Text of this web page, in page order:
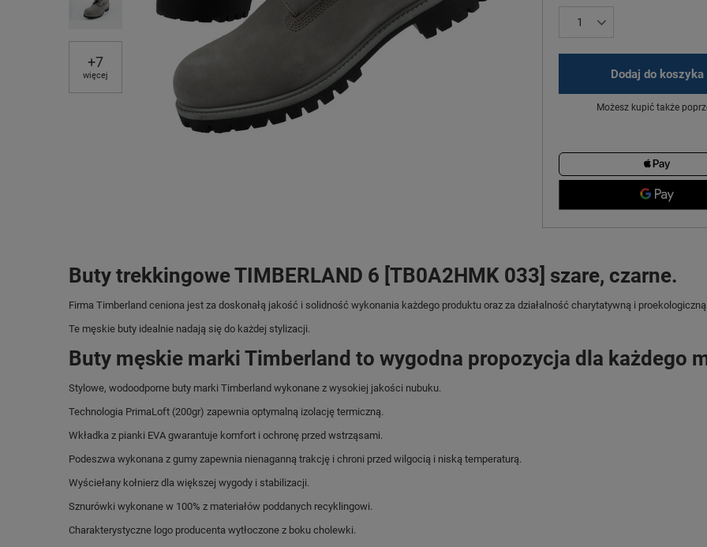
+7
więcej Dodaj do koszyka
Możesz kupić także
Buty trekkingowe TIMBERLAND 6 [TB0A2HMK 033] szare, czarne.
Firma Timberland ceniona jest za doskonałą jakość i solidność wykonania każdego produktu oraz za działalność charytatywną i
Te męskie buty idealnie nadają się do każdej stylizacji.
Buty męskie marki Timberland to wygodna propozycja dla każdego
Stylowe, wodoodporne buty marki Timberland wykonane z wysokiej jakości nubuku.
Technologia PrimaLoft (200gr) zapewnia optymalną izolację termiczną.
Wkładka z pianki EVA gwarantuje komfort i ochronę przed wstrząsami.
Podeszwa wykonana z gumy zapewnia nienaganną trakcję i chroni przed wilgocią i niską temperaturą.
Wyściełany kołnierz dla większej wygody i stabilizacji.
Sznurówki wykonane w 100% z materiałów poddanych recyklingowi.
Charakterystyczne logo producenta wytłoczone z boku cholewki.